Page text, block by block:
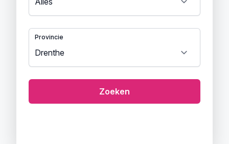
Provincie
Zoeken